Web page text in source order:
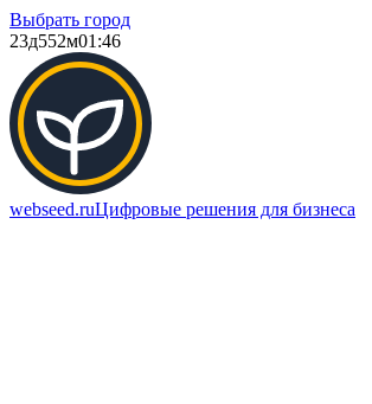
Выбрать город
23д552м01:46
webseed.ruЦифровые решения для бизнеса